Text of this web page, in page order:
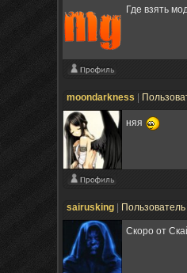
Где взять
moondarkness
няя
sairusking Пользователь
Скоро от